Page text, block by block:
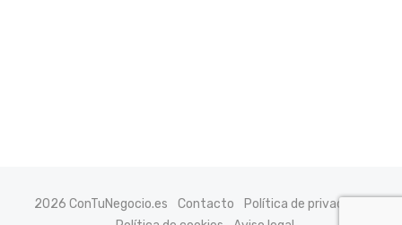
2026 ConTuNegocio.es Contacto
Política de privacidad